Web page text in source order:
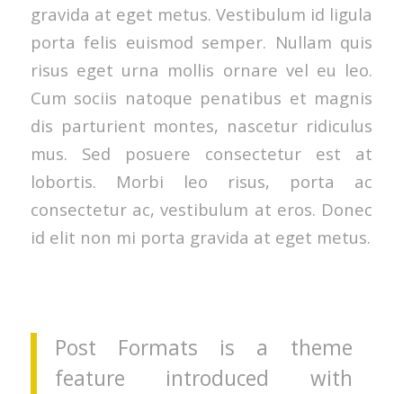
gravida at eget metus. Vestibulum id ligula
porta felis euismod semper. Nullam quis
risus eget urna mollis ornare vel eu leo.
Cum sociis natoque penatibus et magnis
dis parturient montes, nascetur ridiculus
mus. Sed posuere consectetur est at
lobortis. Morbi leo risus, porta ac
consectetur ac, vestibulum at eros. Donec
id elit non mi porta gravida at eget metus.
Post Formats is a theme
feature introduced with